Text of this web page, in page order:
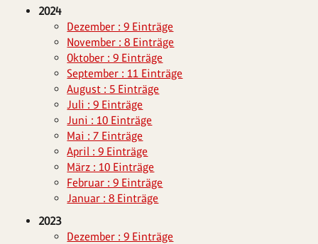
2024
Dezember : 9 Einträge
November : 8 Einträge
Oktober : 9 Einträge
September : 11 Einträge
August : 5 Einträge
Juli : 9 Einträge
Juni : 10 Einträge
Mai : 7 Einträge
April : 9 Einträge
März : 10 Einträge
Februar : 9 Einträge
Januar : 8 Einträge
2023
Dezember : 9 Einträge